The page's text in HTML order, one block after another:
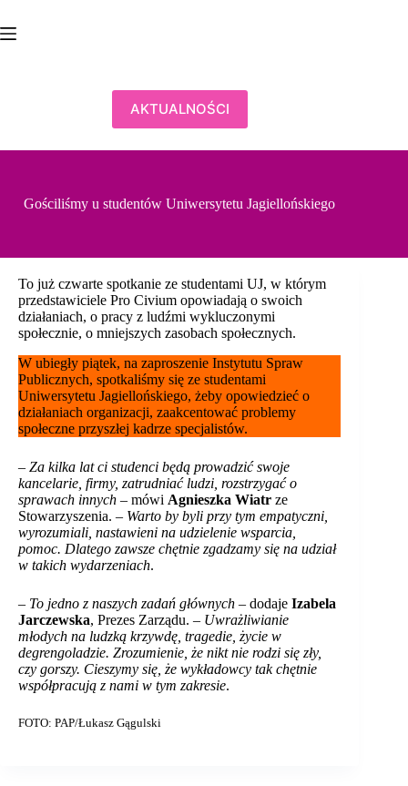
treści
AKTUALNOŚCI
Gościliśmy u studentów Uniwersytetu Jagiellońskiego
To już czwarte spotkanie ze studentami UJ, w którym
przedstawiciele Pro Civium opowiadają o swoich
działaniach, o pracy z ludźmi wykluczonymi
społecznie, o mniejszych zasobach społecznych.
W ubiegły piątek, na zaproszenie Instytutu Spraw
Publicznych, spotkaliśmy się ze studentami
Uniwersytetu Jagiellońskiego, żeby opowiedzieć o
działaniach organizacji, zaakcentować problemy
społeczne przyszłej kadrze specjalistów.
– Za kilka lat ci studenci będą prowadzić swoje
kancelarie, firmy, zatrudniać ludzi, rozstrzygać o
sprawach innych – mówi Agnieszka Wiatr ze
Stowarzyszenia. – Warto by byli przy tym empatyczni,
wyrozumiali, nastawieni na udzielenie wsparcia,
pomoc. Dlatego zawsze chętnie zgadzamy się na udział
w takich wydarzeniach.
– To jedno z naszych zadań głównych – dodaje Izabela
Jarczewska, Prezes Zarządu. – Uwrażliwianie
młodych na ludzką krzywdę, tragedie, życie w
degrengoladzie. Zrozumienie, że nikt nie rodzi się zły,
czy gorszy. Cieszymy się, że wykładowcy tak chętnie
współpracują z nami w tym zakresie.
FOTO: PAP/Łukasz Gągulski